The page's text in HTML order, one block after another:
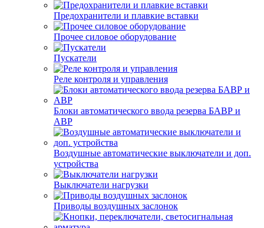
Предохранители и плавкие вставки
Прочее силовое оборудование
Пускатели
Реле контроля и управления
Блоки автоматического ввода резерва БАВР и
АВР
Воздушные автоматические выключатели и доп.
устройства
Выключатели нагрузки
Приводы воздушных заслонок